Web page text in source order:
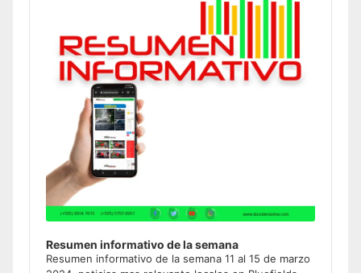
Resumen informativo de la semana
Resumen informativo de la semana 11 al 15 de marzo